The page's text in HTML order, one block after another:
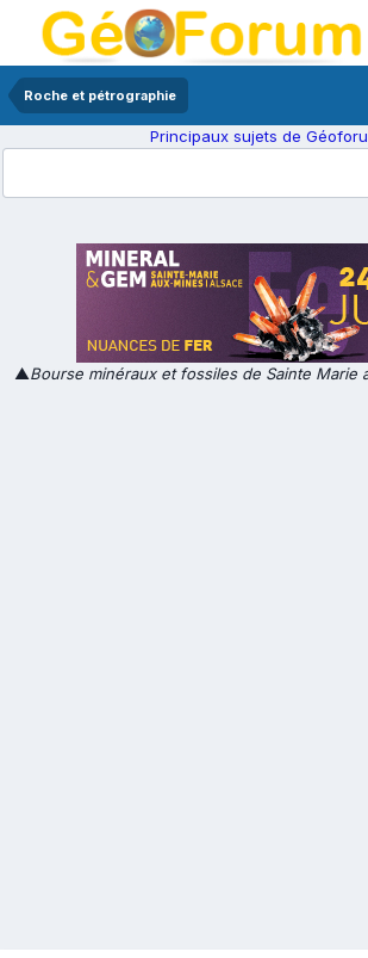
Roche et pétrographie
Principaux sujets de
▲Bourse minéraux et fossiles de Sainte Marie